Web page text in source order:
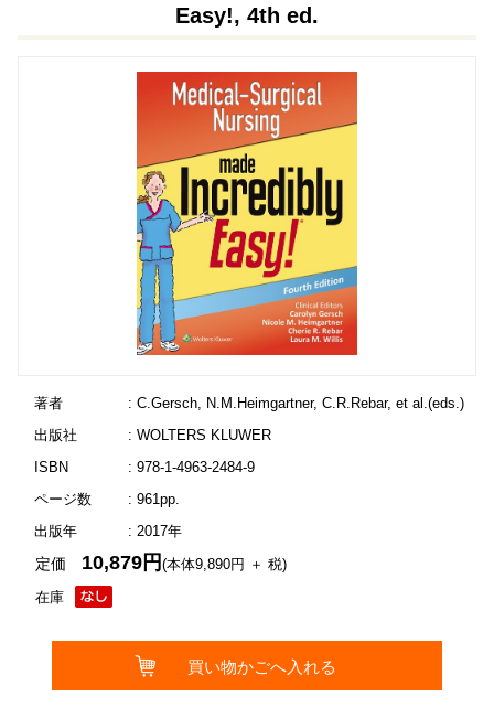
Easy!, 4th ed.
著者
: C.Gersch, N.M.Heimgartner, C.R.Rebar, et al.(eds.)
出版社
: WOLTERS KLUWER
ISBN
: 978-1-4963-2484-9
ページ数
: 961pp.
出版年
: 2017年
在庫
定価 10,879円(本体9,890円 ＋ 税)